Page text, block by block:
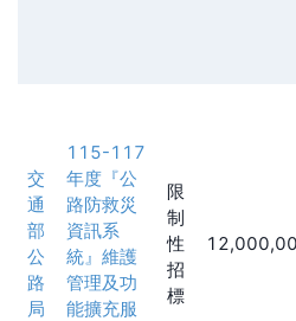
交
通
部
公
路
局
115-117
年度『公
路防救災
資訊系
統』維護
管理及功
能擴充服
限
制
性
招
標